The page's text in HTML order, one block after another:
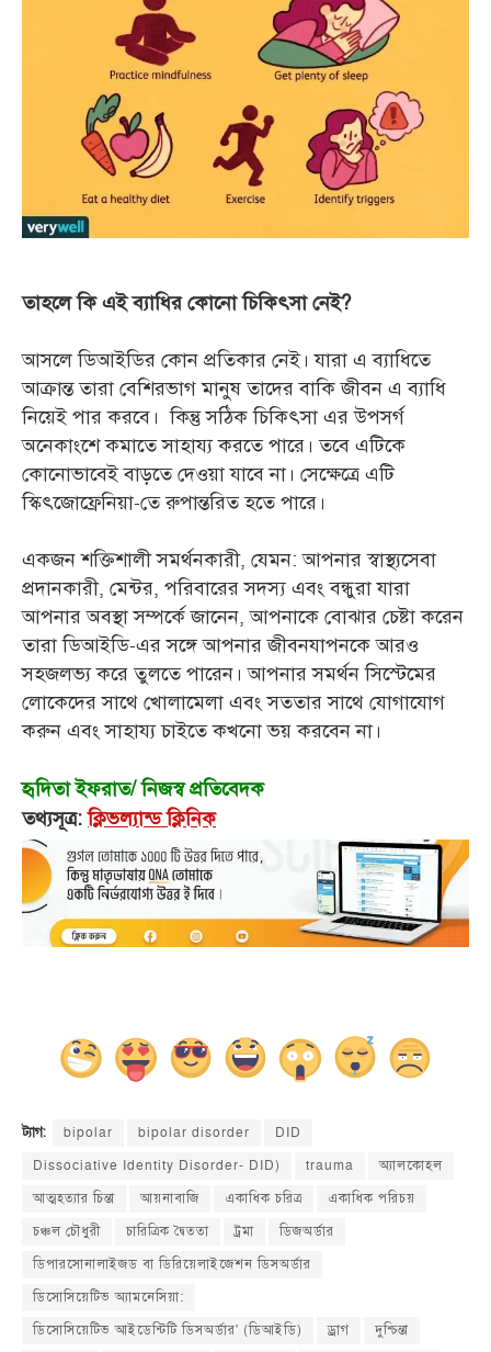
তাহলে কি এই ব্যাধির কোনো চিকিৎসা নেই?
আসলে ডিআইডির কোন প্রতিকার নেই। যারা এ ব্যাধিতে
আক্রান্ত তারা বেশিরভাগ মানুষ তাদের বাকি জীবন এ ব্যাধি
নিয়েই পার করবে। কিন্তু সঠিক চিকিৎসা এর উপসর্গ
অনেকাংশে কমাতে সাহায্য করতে পারে। তবে এটিকে
কোনোভাবেই বাড়তে দেওয়া যাবে না। সেক্ষেত্রে এটি
স্কিৎজোফ্রেনিয়া-তে রুপান্তরিত হতে পারে।
একজন শক্তিশালী সমর্থনকারী, যেমন: আপনার স্বাস্থ্যসেবা
প্রদানকারী, মেন্টর, পরিবারের সদস্য এবং বন্ধুরা যারা
আপনার অবস্থা সম্পর্কে জানেন, আপনাকে বোঝার চেষ্টা করেন
তারা ডিআইডি-এর সঙ্গে আপনার জীবনযাপনকে আরও
সহজলভ্য করে তুলতে পারেন। আপনার সমর্থন সিস্টেমের
লোকেদের সাথে খোলামেলা এবং সততার সাথে যোগাযোগ
করুন এবং সাহায্য চাইতে কখনো ভয় করবেন না।
হৃদিতা ইফরাত/ নিজস্ব প্রতিবেদক
তথ্যসূত্র:ক্লিভল্যান্ড ক্লিনিক
ট্যাগ: bipolar bipolar disorder
DID
Dissociative Identity Disorder- DID)
trauma
অ্যালকোহল
আত্মহত্যার চিন্তা
আয়নাবাজি একাধিক চরিত্র
একাধিক পরিচয়
চঞ্চল চৌধুরী
চারিত্রিক দ্বৈততা ট্রমা
ডিজঅর্ডার
ডিপারসোনালাইজড বা ডিরিয়েলাইজেশন ডিসঅর্ডার
ডিসোসিয়েটিভ অ্যামনেসিয়া:
ডিসোসিয়েটিভ আইডেন্টিটি ডিসঅর্ডার' (ডিআইডি)
ড্রাগ
দুশ্চিন্তা